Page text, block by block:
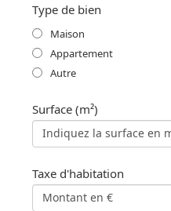
Type de bien
Maison
Appartement
Autre
Surface (m²)
Taxe d'habitation